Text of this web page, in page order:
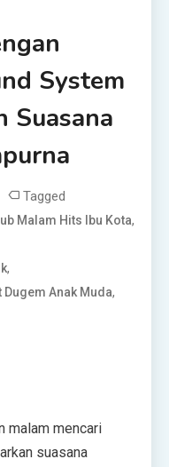
System
Suasana
Tagged
Malam Hits Ibu Kota,
,
Dugem Anak Muda,
malam mencari
suasana